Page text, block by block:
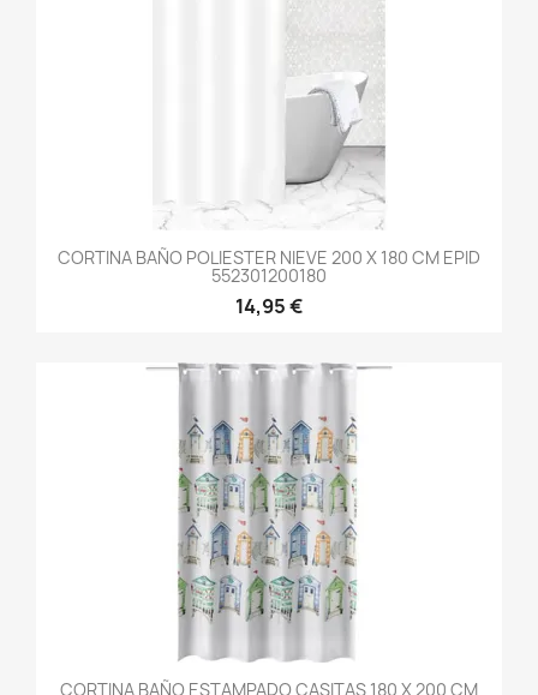
CORTINA BAÑO POLIESTER NIEVE 200 X 180 CM EPID
552301200180
14,95 €
CORTINA BAÑO ESTAMPADO CASITAS 180 X 200 CM